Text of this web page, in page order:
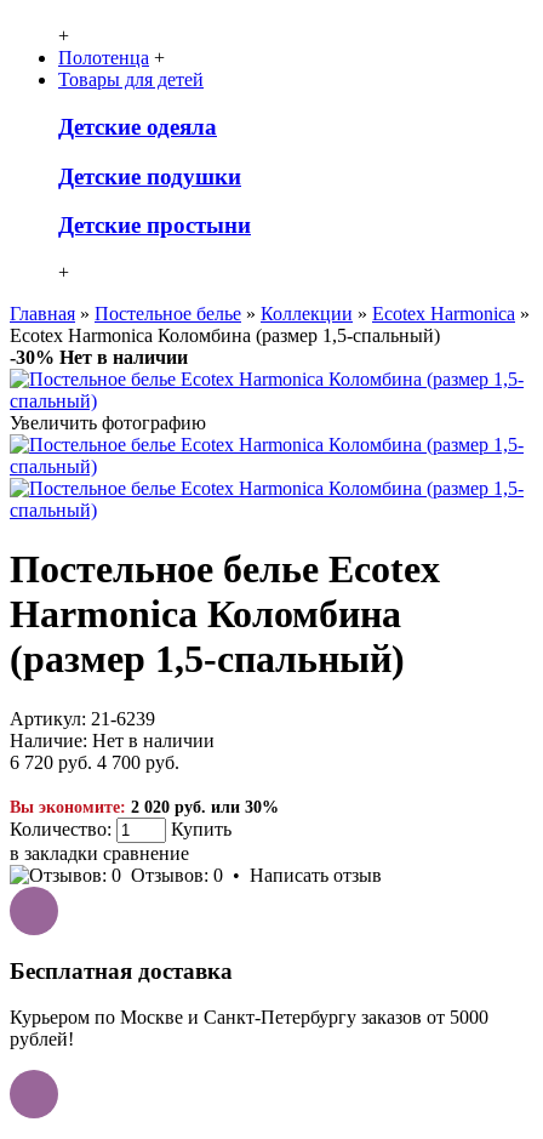
+
Полотенца +
Товары для детей
Детcкие одеяла
Детские подушки
Детские простыни
+
Главная » Постельное белье » Коллекции » Ecotex Harmonica »
Ecotex Harmonica Коломбина (размер 1,5-спальный)
-30% Нет в наличии
Увеличить фотографию
Постельное белье Ecotex
Harmonica Коломбина
(размер 1,5-спальный)
Артикул: 21-6239
Наличие: Нет в наличии
6 720 руб. 4 700 руб.
Вы экономите: 2 020 руб. или 30%
Количество:
Купить
в закладки сравнение
Отзывов: 0 • Написать отзыв
Бесплатная доставка
Курьером по Москве и Санкт-Петербургу заказов от 5000
рублей!